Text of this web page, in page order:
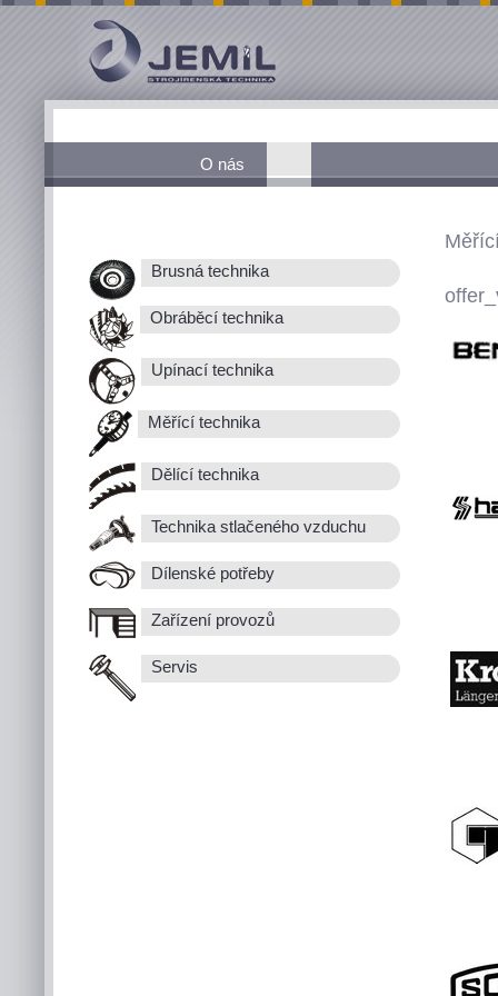
O nás
Brusná technika
Obráběcí technika
Upínací technika
Měřící technika
Dělící technika
Technika stlačeného vzduchu
Dílenské potřeby
Zařízení provozů
Servis